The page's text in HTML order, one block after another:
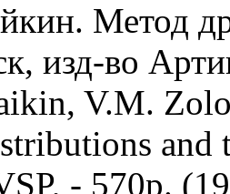
Метод
изд-во
V.M.
and
- 570p.